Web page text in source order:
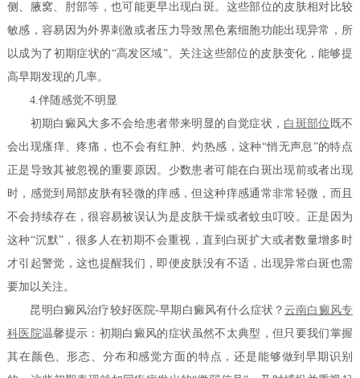
侧、腋窝、肘部等，也可能更早出现白斑。这些部位的皮肤相对比较
敏感，容易因为外界刺激或者压力导致黑色素细胞功能出现异常，所
以成为了初期症状的“高发区域”。关注这些部位的皮肤变化，能够提
高早期发现的几率。
4.伴随感觉不明显
初期白癜风大多不会给患者带来明显的自觉症状， 白斑部位 既不
会出现瘙痒、疼痛，也不会有红肿、灼热感，这种“悄无声息”的特点
正是导致其被忽视的重要原因。少数患者可能在白斑出现前或者出现
时，感觉到局部皮肤有轻微的痒感，但这种痒感通常非常轻微，而且
不会持续存在，很容易被误认为是皮肤干燥或者蚊虫叮咬。正是因为
这种“沉默”，很多人在初期不会重视，直到白斑扩大或者数量增多时
才引起警觉，这也提醒我们，即便皮肤没有不适，出现异常白斑也需
要加以关注。
昆明白癜风治疗较好医院-早期白癜风有什么症状？云南白癜风专
科医院温馨提示：初期白癜风的症状虽然不太典型，但只要我们掌握
其在颜色、形态、分布和感觉方面的特点，还是能够做到早期识别